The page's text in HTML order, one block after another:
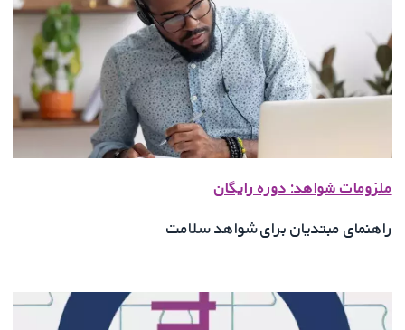
ملزومات شواهد: دوره رایگان
راهنمای مبتدیان برای شواهد سلامت